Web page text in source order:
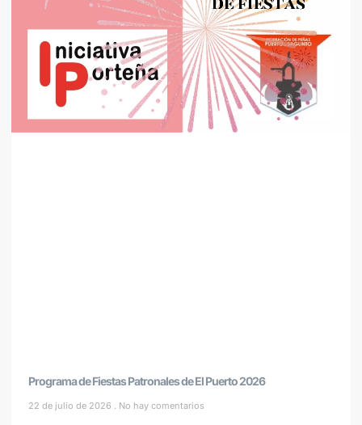
Programa de Fiestas Patronales de El Puerto 2026
22 de julio de 2026 No hay comentarios